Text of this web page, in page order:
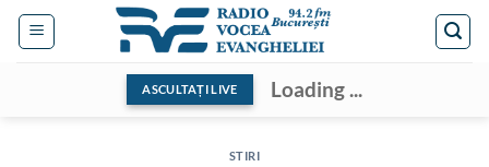
Skip
ASCULTAȚI LIVE Loading ...
STIRI